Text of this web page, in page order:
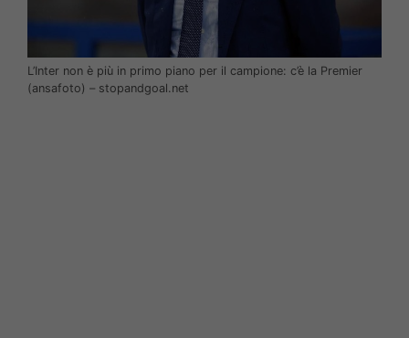
L’Inter non è più in primo piano per il campione: c’è la Premier
(ansafoto) – stopandgoal.net